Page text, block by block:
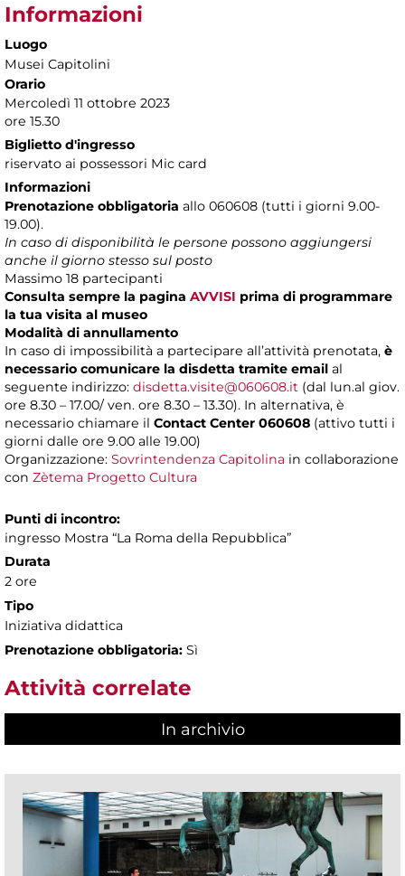
Informazioni
Luogo
Musei Capitolini
Orario
Mercoledì 11 ottobre 2023
ore 15.30
Biglietto d'ingresso
riservato ai possessori Mic card
Informazioni
Prenotazione obbligatoria allo 060608 (tutti i giorni 9.00-
19.00).
In caso di disponibilità le persone possono aggiungersi
anche il giorno stesso sul posto
Massimo 18 partecipanti
Consulta sempre la pagina AVVISI prima di programmare
la tua visita al museo
Modalità di annullamento
In caso di impossibilità a partecipare all’attività prenotata, è
necessario comunicare la disdetta tramite email al
seguente indirizzo: disdetta.visite@060608.it (dal lun.al giov.
ore 8.30 – 17.00/ ven. ore 8.30 – 13.30). In alternativa, è
necessario chiamare il Contact Center 060608 (attivo tutti i
giorni dalle ore 9.00 alle 19.00)
Organizzazione: Sovrintendenza Capitolina in collaborazione
con Zètema Progetto Cultura
Punti di incontro:
ingresso Mostra “La Roma della Repubblica”
Durata
2 ore
Tipo
Iniziativa didattica
Prenotazione obbligatoria: Sì
Attività correlate
In archivio